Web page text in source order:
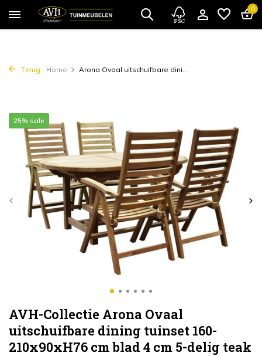
0
Terug Home Arona Ovaal uitschuifbare dini...
AVH-Collectie Arona Ovaal
uitschuifbare dining tuinset 160-
210x90xH76 cm blad 4 cm 5-delig teak
25% sale